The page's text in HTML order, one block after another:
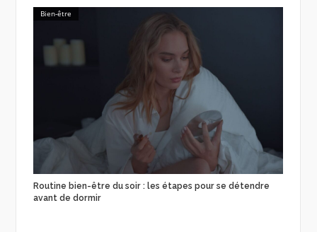
Bien-être
Routine bien-être du soir : les étapes pour se détendre
avant de dormir